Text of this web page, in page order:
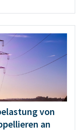
von
an